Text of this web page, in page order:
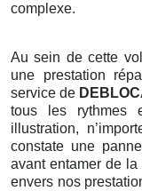
complexe.
Au sein de cette
une prestation
service de
tous les rythmes
illustration,
constate une
avant entamer de
envers nos